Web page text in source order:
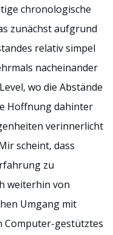
chronologische
zunächst aufgrund
relativ simpel
nacheinander
wo die Abstände
Hoffnung dahinter
verinnerlicht
scheint, dass
zu
weiterhin von
Umgang mit
Computer-gestütztes